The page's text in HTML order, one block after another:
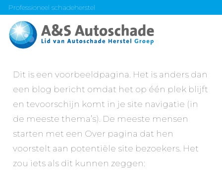
Professioneel schadeherstel
Dit is een voorbeeldpagina. Het is anders dan
een blog bericht omdat het op één plek blijft
en tevoorschijn komt in je site navigatie (in
de meeste thema’s). De meeste mensen
starten met een Over pagina dat hen
voorstelt aan potentiële site bezoekers. Het
zou iets als dit kunnen zeggen: